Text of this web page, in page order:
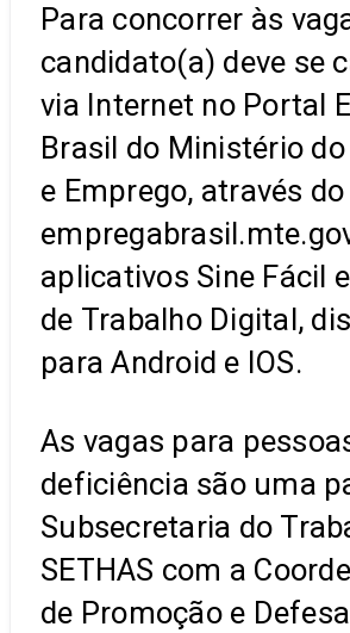
Para concorrer às
candidato(a) deve se
via Internet no Portal
Brasil do Ministério
e Emprego, através
aplicativos Sine Fácil
de Trabalho Digital,
para Android e IOS.
As vagas para
deficiência são uma
Subsecretaria do
SETHAS com a
de Promoção e